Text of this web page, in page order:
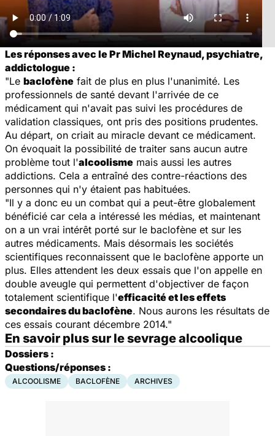
Les réponses avec le Pr Michel Reynaud, psychiatre,
addictologue :
"Le baclofène fait de plus en plus l'unanimité. Les
professionnels de santé devant l'arrivée de ce
médicament qui n'avait pas suivi les procédures de
validation classiques, ont pris des positions prudentes.
Au départ, on criait au miracle devant ce médicament.
On évoquait la possibilité de traiter sans aucun autre
problème tout l'alcoolisme mais aussi les autres
addictions. Cela a entraîné des contre-réactions des
personnes qui n'y étaient pas habituées.
"Il y a donc eu un combat qui a peut-être globalement
bénéficié car cela a intéressé les médias, et maintenant
on a un vrai intérêt porté sur le baclofène et sur les
autres médicaments. Mais désormais les sociétés
scientifiques reconnaissent que le baclofène apporte un
plus. Elles attendent les deux essais que l'on appelle en
double aveugle qui permettent d'objectiver de façon
totalement scientifique l'efficacité et les effets
secondaires du baclofène. Nous aurons les résultats de
ces essais courant décembre 2014."
En savoir plus sur le sevrage alcoolique
Dossiers :
Questions/réponses :
ALCOOLISME BACLOFÈNE ARCHIVES